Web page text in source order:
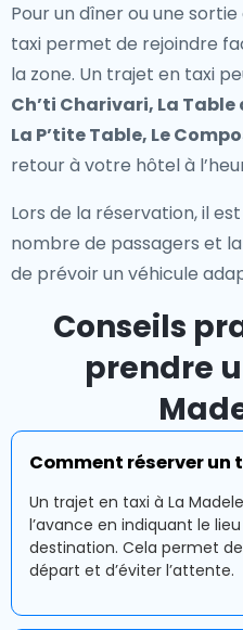
Pour un dîner ou une
taxi permet de rejoindre
la zone. Un trajet en taxi
Ch’ti Charivari, La
La P’tite Table, Le
retour à votre hôtel à
Lors de la réservation, il
nombre de passagers et
de prévoir un véhicule
Conseils
prendre
Comment réserver un
Un trajet en taxi à La
l’avance en indiquant le
destination. Cela permet
départ et d’éviter l’attente.